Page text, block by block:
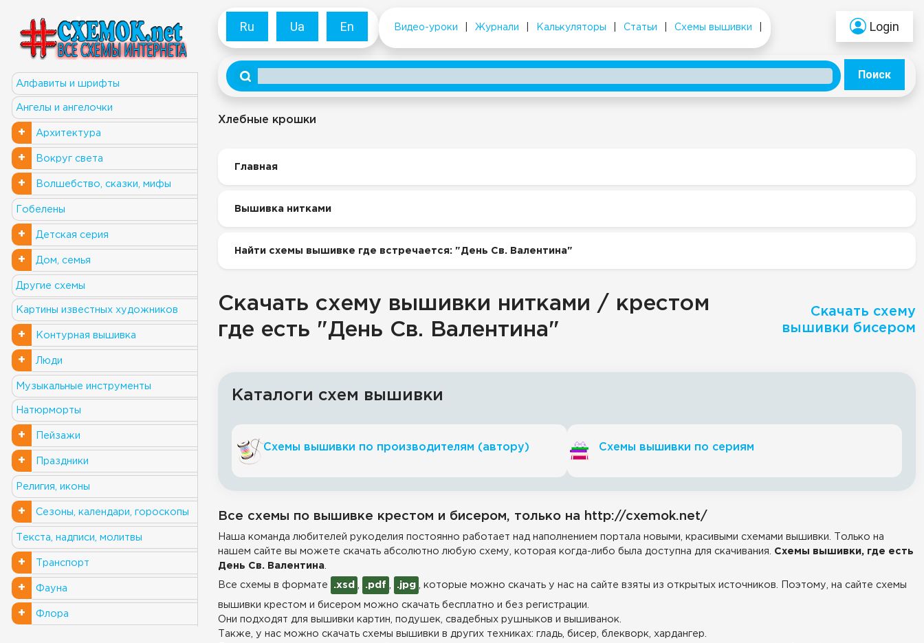
Алфавиты и шрифты
Ангелы и ангелочки
+ Архитектура
+ Вокруг света
+ Волшебство, сказки, мифы
Гобелены
+ Детская серия
+ Дом, семья
Другие схемы
Картины известных художников
+ Контурная вышивка
+ Люди
Музыкальные инструменты
Натюрморты
+ Пейзажи
+ Праздники
Религия, иконы
+ Сезоны, календари, гороскопы
Текста, надписи, молитвы
+ Транспорт
+ Фауна
+ Флора
Ru Ua En Видео-уроки Журнали Калькуляторы Статьи Схемы вышивки Login
Поиск
Хлебные крошки
Главная
Вышивка нитками
Найти схемы вышивке где встречается: "День Св. Валентина"
Скачать схему вышивки нитками / крестом
где есть "День Св. Валентина"
Скачать схему
вышивки бисером
Каталоги схем вышивки
Схемы вышивки по производителям (автору) Схемы вышивки по сериям
Все схемы по вышивке крестом и бисером, только на http://cxemok.net/
Наша команда любителей рукоделия постоянно работает над наполнением портала новыми, красивыми схемами вышивки. Только на
нашем сайте вы можете скачать абсолютно любую схему, которая когда-либо была доступна для скачивания. Схемы вышивки, где есть
День Св. Валентина
Все схемы в формате .xsd .pdf .jpg , которые можно скачать у нас на сайте взяты из открытых источников. Поэтому, на сайте схемы
вышивки крестом и бисером можно скачать бесплатно и без регистрации.
Они подходят для вышивки картин, подушек, свадебных рушныков и вышиванок.
Также, у нас можно скачать схемы вышивки в других техниках: гладь, бисер, блекворк, хардангер.